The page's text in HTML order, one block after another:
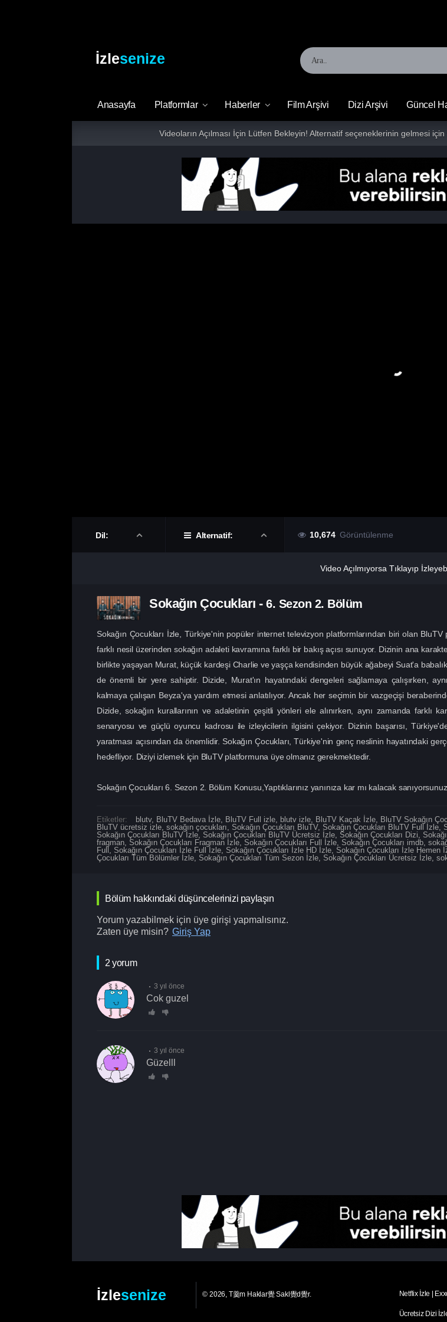
İzlesenize
Anasayfa Platformlar Haberler Film Arşivi Dizi Arşivi Güncel
Videoların Açılması İçin Lütfen Bekleyin! Alternatif seçeneklerinin gelmesi
Dil: Alternatif: 10,674 Görüntülenme
Video Açılmıyorsa Tıklayıp
Sokağın Çocukları - 6. Sezon 2. Bölüm
Sokağın Çocukları İzle, Türkiye'nin popüler internet televizyon platformlarından biri olan
farklı nesil üzerinden sokağın adaleti kavramına farklı bir bakış açısı sunuyor. Dizinin ana
birlikte yaşayan Murat, küçük kardeşi Charlie ve yaşça kendisinden büyük ağabeyi Suat'a
de önemli bir yere sahiptir. Dizide, Murat'ın hayatındaki dengeleri sağlamaya çalışırken,
kalmaya çalışan Beyza'ya yardım etmesi anlatılıyor. Ancak her seçimin bir vazgeçişi
Dizide, sokağın kurallarının ve adaletinin çeşitli yönleri ele alınırken, aynı zamanda farklı
senaryosu ve güçlü oyuncu kadrosu ile izleyicilerin ilgisini çekiyor. Dizinin başarısı,
yaratması açısından da önemlidir. Sokağın Çocukları, Türkiye'nin genç neslinin hayatındaki
hedefliyor. Diziyi izlemek için BluTV platformuna üye olmanız gerekmektedir.
Sokağın Çocukları 6. Sezon 2. Bölüm Konusu,Yaptıklarınız yanınıza kar mı kalacak
Etiketler: blutv, BluTV Bedava İzle, BluTV Full izle, blutv izle, BluTV Kaçak İzle, BluTV Sokağın
BluTV ücretsiz izle, sokağın çocukları, Sokağın Çocukları BluTV, Sokağın Çocukları BluTV Full İzle,
Sokağın Çocukları BluTV İzle, Sokağın Çocukları BluTV Ücretsiz İzle, Sokağın Çocukları Dizi,
fragman, Sokağın Çocukları Fragman İzle, Sokağın Çocukları Full İzle, Sokağın Çocukları imdb,
Full , Sokağın Çocukları İzle Full İzle, Sokağın Çocukları İzle HD İzle, Sokağın Çocukları İzle Hemen
Çocukları Tüm Bölümler İzle, Sokağın Çocukları Tüm Sezon İzle, Sokağın Çocukları Ücretsiz İzle,
Bölüm hakkındaki düşüncelerinizi paylaşın
Yorum yazabilmek için üye girişi yapmalısınız.
Zaten üye misin? Giriş Yap
2 yorum
3 yıl önce
cok guzel
3 yıl önce
Güzelll
İzlesenize © 2026, T羹m Haklar覺 Sakl覺d覺r.
Netflix İzle
Ücretsiz Dizi